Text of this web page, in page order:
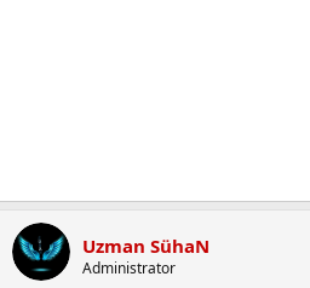
Uzman SühaN
Administrator